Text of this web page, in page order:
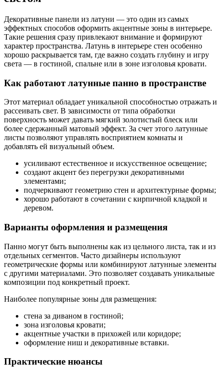
Декоративные панели из латуни — это один из самых
эффектных способов оформить акцентные зоны в интерьере.
Такие решения сразу привлекают внимание и формируют
характер пространства. Латунь в интерьере стен особенно
хорошо раскрывается там, где важно создать глубину и игру
света — в гостиной, спальне или в зоне изголовья кровати.
Как работают латунные панно в пространстве
Этот материал обладает уникальной способностью отражать и
рассеивать свет. В зависимости от типа обработки
поверхность может давать мягкий золотистый блеск или
более сдержанный матовый эффект. За счет этого латунные
листы позволяют управлять восприятием комнаты и
добавлять ей визуальный объем.
усиливают естественное и искусственное освещение;
создают акцент без перегрузки декоративными
элементами;
подчеркивают геометрию стен и архитектурные формы;
хорошо работают в сочетании с кирпичной кладкой и
деревом.
Варианты оформления и размещения
Панно могут быть выполнены как из цельного листа, так и из
отдельных сегментов. Часто дизайнеры используют
геометрические формы или комбинируют латунные элементы
с другими материалами. Это позволяет создавать уникальные
композиции под конкретный проект.
Наиболее популярные зоны для размещения:
стена за диваном в гостиной;
зона изголовья кровати;
акцентные участки в прихожей или коридоре;
оформление ниш и декоративные вставки.
Практические нюансы